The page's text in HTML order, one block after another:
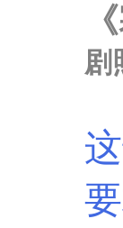
剧